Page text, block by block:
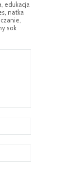
, edukacja
, natka
,
sok